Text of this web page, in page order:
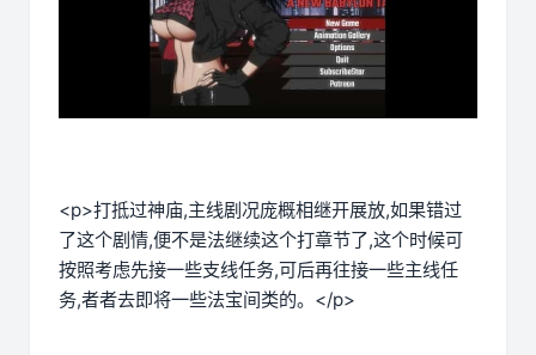
<p>打抵过神庙,主线剧况庞概相继开展放,如果错过
了这个剧情,便不是法继续这个打章节了,这个时候可
按照考虑先接一些支线任务,可后再往接一些主线任
务,者者去即将一些法宝间类的。</p>